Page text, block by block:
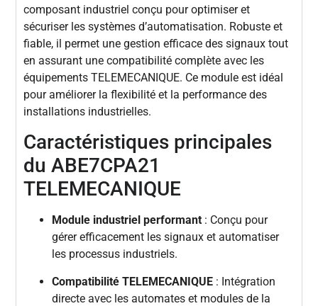
composant industriel conçu pour optimiser et
sécuriser les systèmes d’automatisation. Robuste et
fiable, il permet une gestion efficace des signaux tout
en assurant une compatibilité complète avec les
équipements TELEMECANIQUE. Ce module est idéal
pour améliorer la flexibilité et la performance des
installations industrielles.
Caractéristiques principales
du ABE7CPA21
TELEMECANIQUE
Module industriel performant : Conçu pour
gérer efficacement les signaux et automatiser
les processus industriels.
Compatibilité TELEMECANIQUE : Intégration
directe avec les automates et modules de la